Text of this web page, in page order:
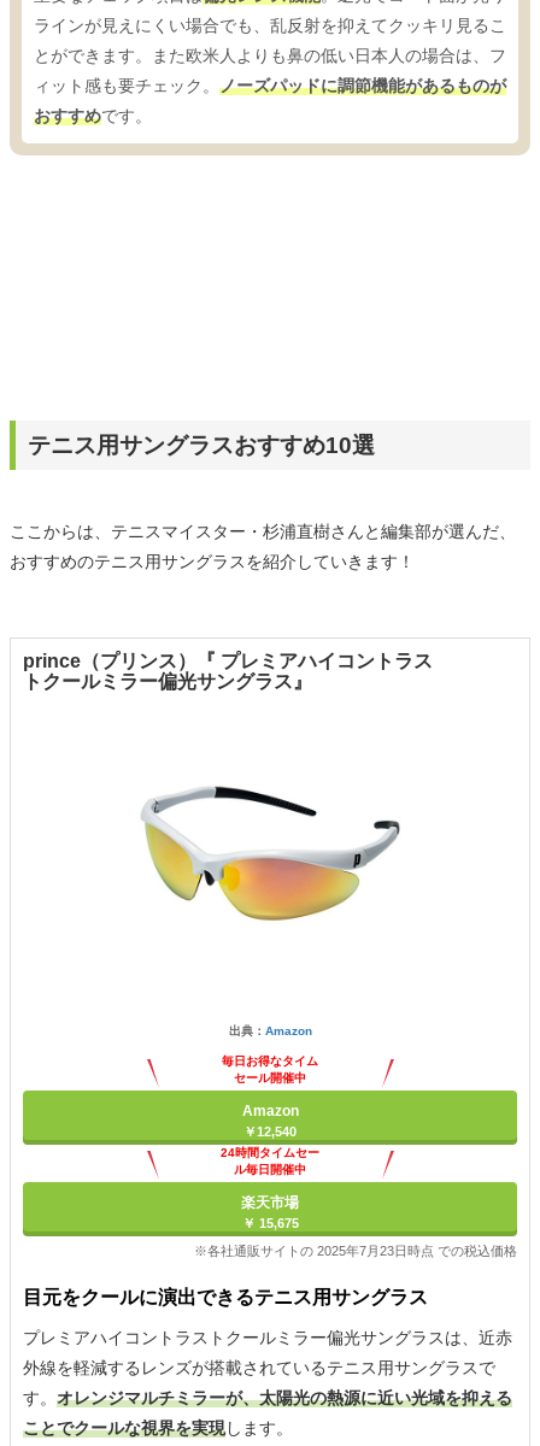
ラインが見えにくい場合でも、乱反射を抑えてクッキリ見るこ
とができます。また欧米人よりも鼻の低い日本人の場合は、フ
ィット感も要チェック。 ノーズパッドに調節機能があるものが
おすすめです。
テニス用サングラスおすすめ10選
ここからは、テニスマイスター・杉浦直樹さんと編集部が選んだ、
おすすめのテニス用サングラスを紹介していきます！
prince（プリンス）『 プレミアハイコントラス
トクールミラー偏光サングラス』
出典： Amazon
毎日お得なタイム
セール開催中
Amazon
￥12,540
24時間タイムセー
ル毎日開催中
楽天市場
￥ 15,675
※各社通販サイトの 2025年7月23日時点 での税込価格
目元をクールに演出できるテニス用サングラス
プレミアハイコントラストクールミラー偏光サングラスは、近赤
外線を軽減するレンズが搭載されているテニス用サングラスで
す。 オレンジマルチミラーが、太陽光の熱源に近い光域を抑える
ことでクールな視界を実現します。